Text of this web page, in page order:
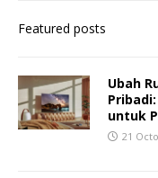
Featured posts
Ubah
untuk
21